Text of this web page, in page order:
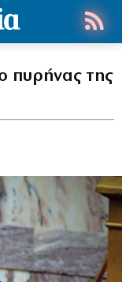
πυρήνας της